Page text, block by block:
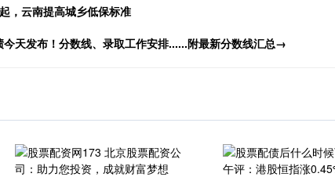
，云南提高城乡低保标准
天发布！分数线、录取工作安排......附最新分数线汇总→